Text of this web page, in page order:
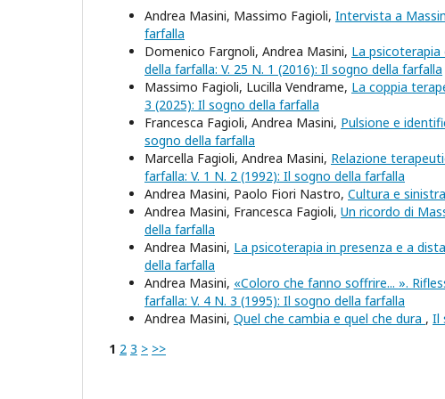
Andrea Masini, Massimo Fagioli, Intervista a
farfalla
Domenico Fargnoli, Andrea Masini, La
della farfalla: V. 25 N. 1 (2016): Il sogno della farfalla
Massimo Fagioli, Lucilla Vendrame, La coppia
3 (2025): Il sogno della farfalla
Francesca Fagioli, Andrea Masini, Pulsione e
sogno della farfalla
Marcella Fagioli, Andrea Masini, Relazione
farfalla: V. 1 N. 2 (1992): Il sogno della farfalla
Andrea Masini, Paolo Fiori Nastro, Cultura e sinistra
Andrea Masini, Francesca Fagioli, Un ricordo di
della farfalla
Andrea Masini, La psicoterapia in presenza e a
della farfalla
Andrea Masini, «Coloro che fanno soffrire... ».
farfalla: V. 4 N. 3 (1995): Il sogno della farfalla
Andrea Masini, Quel che cambia e quel che dura , Il
1 2 3 > >>